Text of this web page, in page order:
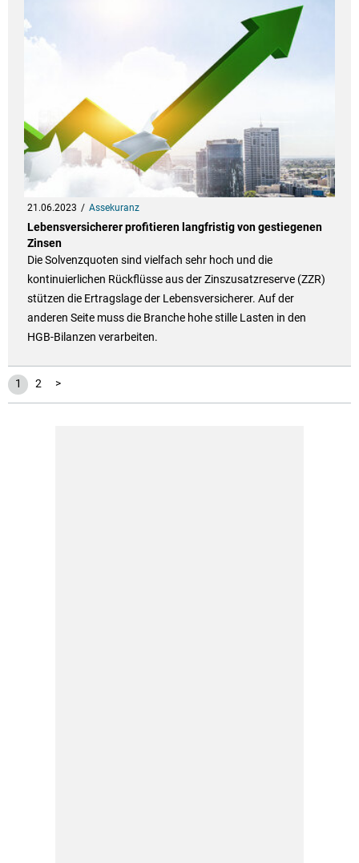
21.06.2023 Assekuranz
Lebensversicherer profitieren langfristig von gestiegenen
Zinsen
Die Solvenzquoten sind vielfach sehr hoch und die
kontinuierlichen Rückflüsse aus der Zinszusatzreserve (ZZR)
stützen die Ertragslage der Lebensversicherer. Auf der
anderen Seite muss die Branche hohe stille Lasten in den
HGB-Bilanzen verarbeiten.
1 2 >